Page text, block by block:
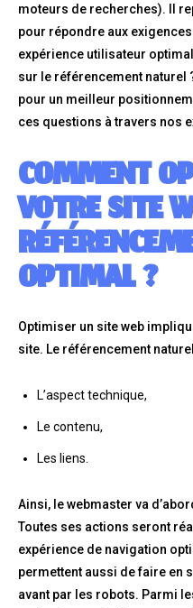
moteurs de recherches). Il
pour répondre aux
expérience utilisateur
sur le référencement naturel
pour un meilleur
ces questions à travers nos
COMMENT
VOTRE SITE
OPTIMAL ?
Optimiser un site web
site. Le référencement
L’aspect technique,
Le contenu,
Les liens.
Ainsi, le webmaster va
Toutes ses actions seront
expérience de navigation
permettent aussi de faire en
avant par les robots. Parmi